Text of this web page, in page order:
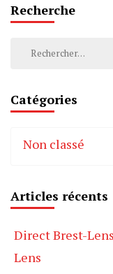
Recherche
Rechercher :
Catégories
Non classé
Articles récents
Direct Brest-
Lens